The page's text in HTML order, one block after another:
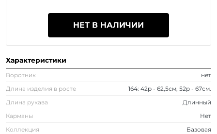
НЕТ В НАЛИЧИИ
Характеристики
Воротник
нет
Длина изделия в росте
164: 42р - 62,5см, 52р - 67см.
Длина рукава
Длинный
Карманы
Нет
Коллекция
Базовая